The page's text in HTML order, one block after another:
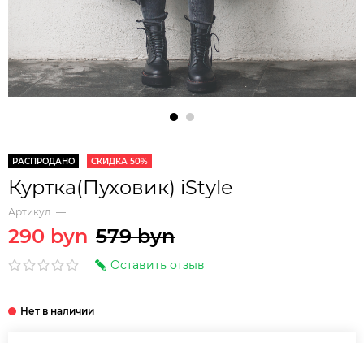
РАСПРОДАНО СКИДКА 50%
Куртка(Пуховик) iStyle
Артикул: —
290 byn 579 byn
Оставить отзыв